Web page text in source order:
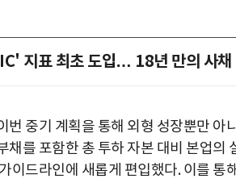
지표 최초 도입… 18년 만의 사채
번 중기 계획을 통해 외형 성장뿐만 아
채를 포함한 총 투하 자본 대비 본업
이드라인에 새롭게 편입했다. 이를